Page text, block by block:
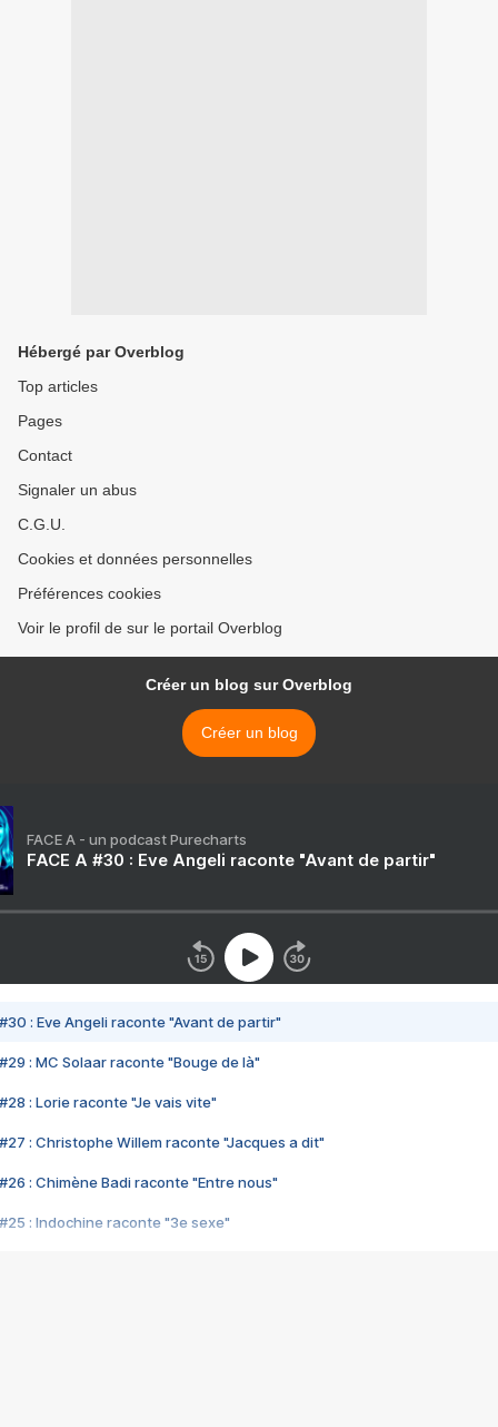
Hébergé par Overblog
Top articles
Pages
Contact
Signaler un abus
C.G.U.
Cookies et données personnelles
Préférences cookies
Voir le profil de sur le portail Overblog
Créer un blog sur Overblog
Créer un blog
FACE A - un podcast Purecharts
FACE A #30 : Eve Angeli raconte "Avant de partir"
#30 : Eve Angeli raconte "Avant de partir"
#29 : MC Solaar raconte "Bouge de là"
#28 : Lorie raconte "Je vais vite"
#27 : Christophe Willem raconte "Jacques a dit"
#26 : Chimène Badi raconte "Entre nous"
#25 : Indochine raconte "3e sexe"